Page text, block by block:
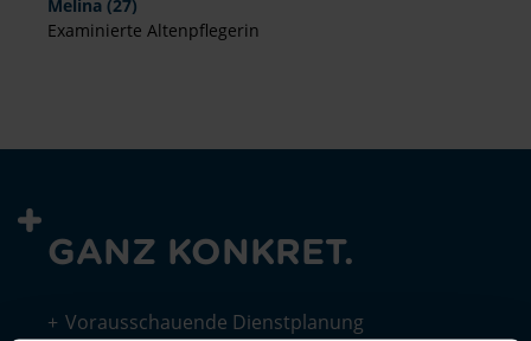
Melina (27)
Examinierte Altenpflegerin
GANZ KONKRET.
Vorausschauende Dienstplanung